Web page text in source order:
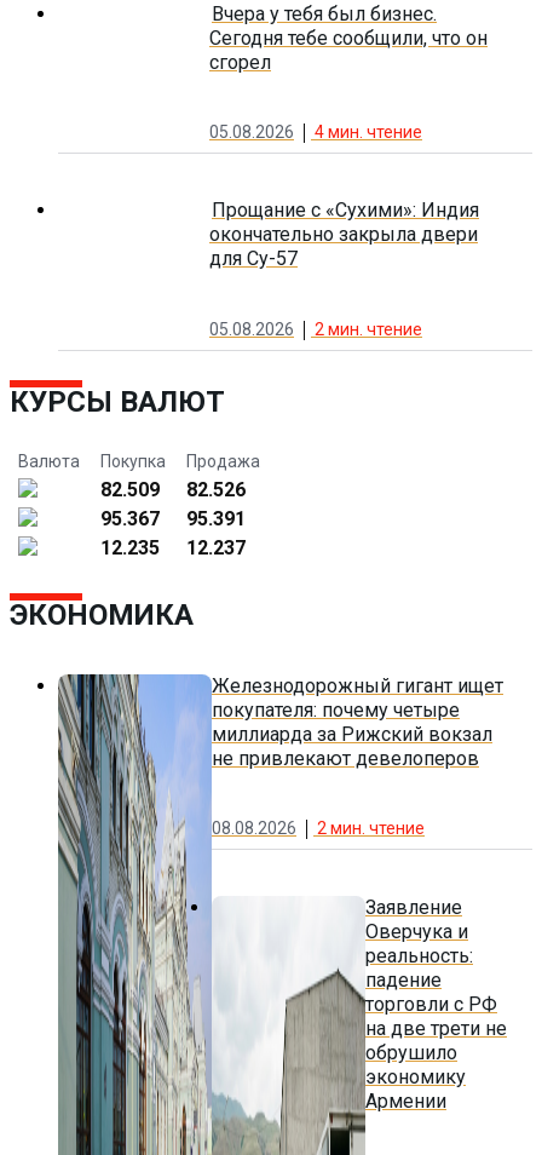
Вчера у тебя был бизнес.
Сегодня тебе сообщили, что он
сгорел
05.08.2026 4мин. чтение
Прощание с «Сухими»: Индия
окончательно закрыла двери
для Су-57
05.08.2026 2 мин. чтение
КУРСЫ ВАЛЮТ
Валюта Покупка Продажа
82.509
82.526
95.367
95.391
12.235
12.237
ЭКОНОМИКА
Железнодорожный гигант ищет
покупателя: почему четыре
миллиарда за Рижский вокзал
не привлекают девелоперов
08.08.2026 2мин. чтение
Заявление
Оверчука и
реальность:
падение
торговли с РФ
на две трети не
обрушило
экономику
Армении